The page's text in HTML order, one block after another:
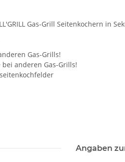
Gas-Grill Seitenkochern in
Gas-Grills!
anderen Gas-Grills!
Angaben